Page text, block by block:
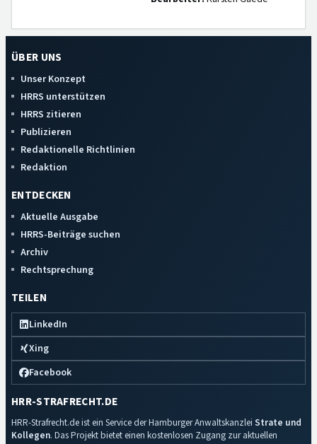
ÜBER UNS
Unser Konzept
HRRS unterstützen
HRRS zitieren
Publizieren
Redaktionelle Richtlinien
Redaktion
ENTDECKEN
Aktuelle Ausgabe
HRRS-Beiträge suchen
Archiv
Rechtsprechung
TEILEN
LinkedIn
Xing
Facebook
HRR-STRAFRECHT.DE
HRR-Strafrecht.de ist ein Service der Hamburger Anwaltskanzlei Strate und
Kollegen. Das Projekt bietet einen kostenlosen Zugang zur aktuellen